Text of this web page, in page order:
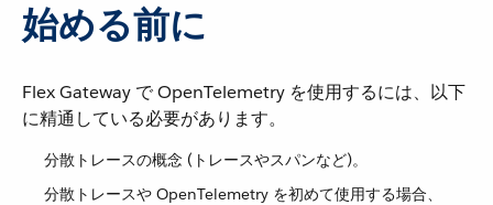
始める前に
Flex Gateway で OpenTelemetry を使用するには、以下
に精通している必要があります。
分散トレースの概念 (トレースやスパンなど)。
分散トレースや OpenTelemetry を初めて使用する場合、